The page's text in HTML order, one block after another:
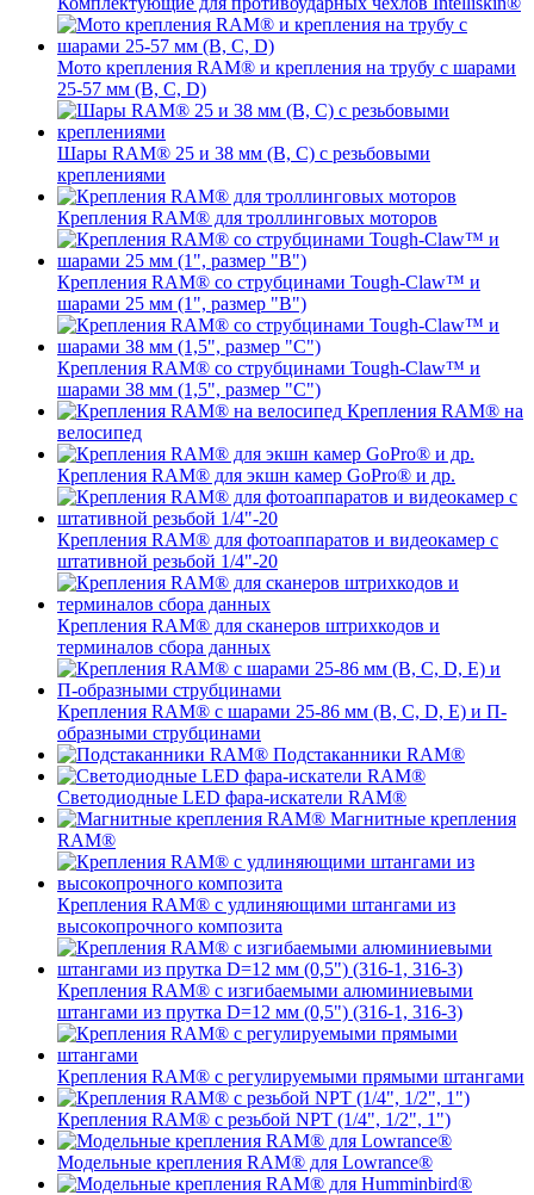
Мото крепления RAM® и крепления на трубу с шарами
25-57 мм (B, C, D)
Шары RAM® 25 и 38 мм (B, C) с резьбовыми
креплениями
Крепления RAM® для троллинговых моторов
Крепления RAM® со струбцинами Tough-Claw™ и
шарами 25 мм (1", размер "B")
Крепления RAM® со струбцинами Tough-Claw™ и
шарами 38 мм (1,5", размер "C")
Крепления RAM® на
велосипед
Крепления RAM® для экшн камер GoPro® и др.
Крепления RAM® для фотоаппаратов и видеокамер с
штативной резьбой 1/4"-20
Крепления RAM® для сканеров штрихкодов и
терминалов сбора данных
Крепления RAM® с шарами 25-86 мм (B, C, D, E) и П-
образными струбцинами
Подстаканники RAM®
Светодиодные LED фара-искатели RAM®
Магнитные крепления
RAM®
Крепления RAM® с удлиняющими штангами из
высокопрочного композита
Крепления RAM® с изгибаемыми алюминиевыми
штангами из прутка D=12 мм (0,5") (316-1, 316-3)
Крепления RAM® c регулируемыми прямыми штангами
Крепления RAM® с резьбой NPT (1/4", 1/2", 1")
Модельные крепления RAM® для Lowrance®